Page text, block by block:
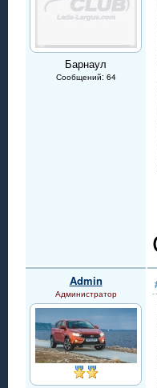
Барнаул
Сообщений: 64
Admin
Администратор